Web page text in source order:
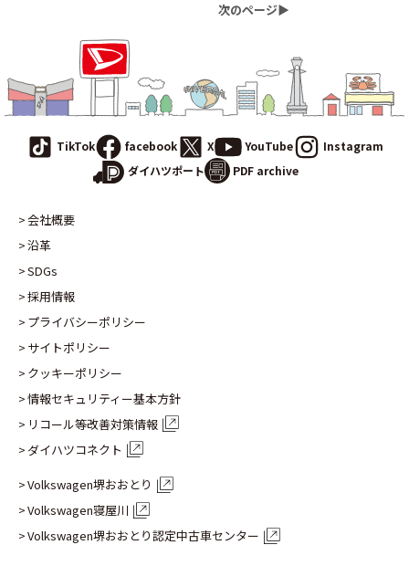
次のページ▶︎
TikTok facebook X YouTube
Instagram
ダイハツポート
PDF archive
会社概要
沿革
SDGs
採用情報
プライバシーポリシー
サイトポリシー
クッキーポリシー
情報セキュリティー基本方針
リコール等改善対策情報
ダイハツコネクト
Volkswagen堺おおとり
Volkswagen寝屋川
Volkswagen堺おおとり認定中古車センター